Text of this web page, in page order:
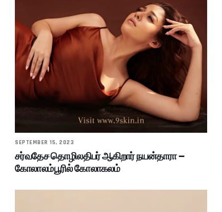
SEPTEMBER 15, 2023
சர்வதேச தொழிலதிபர் ஆகிறார் நயன்தாரா –
கோலாலம்பூரில் கோலாகலம்